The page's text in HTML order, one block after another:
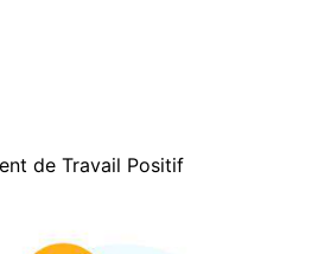
de Travail Positif